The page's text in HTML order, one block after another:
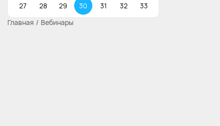
27 28 29 30 31 32
33
Главная
Вебинары